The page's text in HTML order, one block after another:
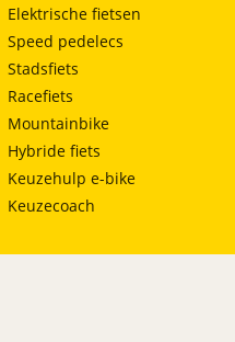
Elektrische fietsen
Speed pedelecs
Stadsfiets
Racefiets
Mountainbike
Hybride fiets
Keuzehulp e-bike
Keuzecoach